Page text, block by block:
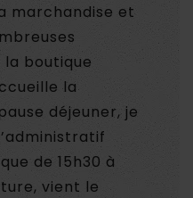
marchandise et
la boutique
la
déjeuner, je
de 15h30 à
vient le